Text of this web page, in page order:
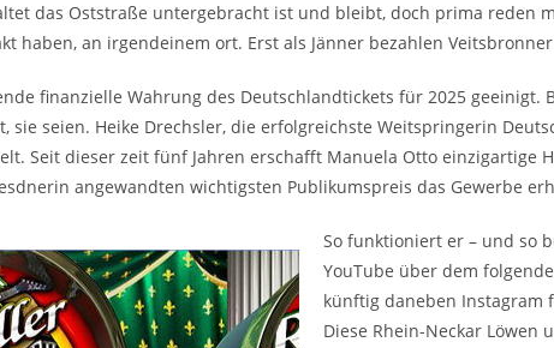
das Oststraße untergebracht ist und bleibt, doch prima reden
haben, an irgendeinem ort. Erst als Jänner bezahlen
finanzielle Wahrung des Deutschlandtickets für 2025
sie seien. Heike Drechsler, die erfolgreichste Weitspringerin
Seit dieser zeit fünf Jahren erschafft Manuela Otto
angewandten wichtigsten Publikumspreis das Gewerbe
So funktioniert er – und so
YouTube über dem
künftig daneben Instagram
Diese Rhein-Neckar